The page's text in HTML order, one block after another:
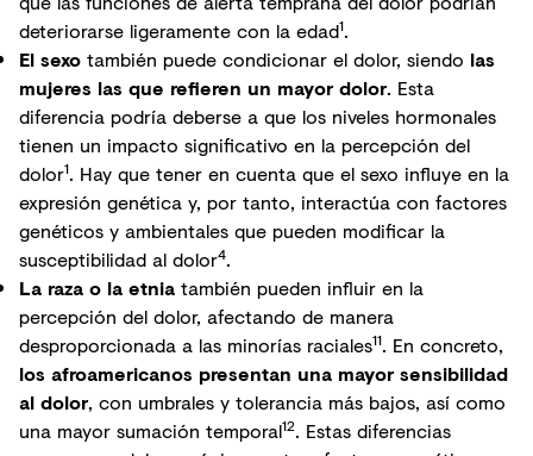
deteriorarse ligeramente con la edad1.
El sexo también puede condicionar el dolor, siendo las
mujeres las que refieren un mayor dolor. Esta
diferencia podría deberse a que los niveles hormonales
tienen un impacto significativo en la percepción del
dolor1. Hay que tener en cuenta que el sexo influye en la
expresión genética y, por tanto, interactúa con factores
genéticos y ambientales que pueden modificar la
susceptibilidad al dolor4.
La raza o la etnia también pueden influir en la
percepción del dolor, afectando de manera
desproporcionada a las minorías raciales11. En concreto,
los afroamericanos presentan una mayor sensibilidad
al dolor, con umbrales y tolerancia más bajos, así como
una mayor sumación temporal12. Estas diferencias